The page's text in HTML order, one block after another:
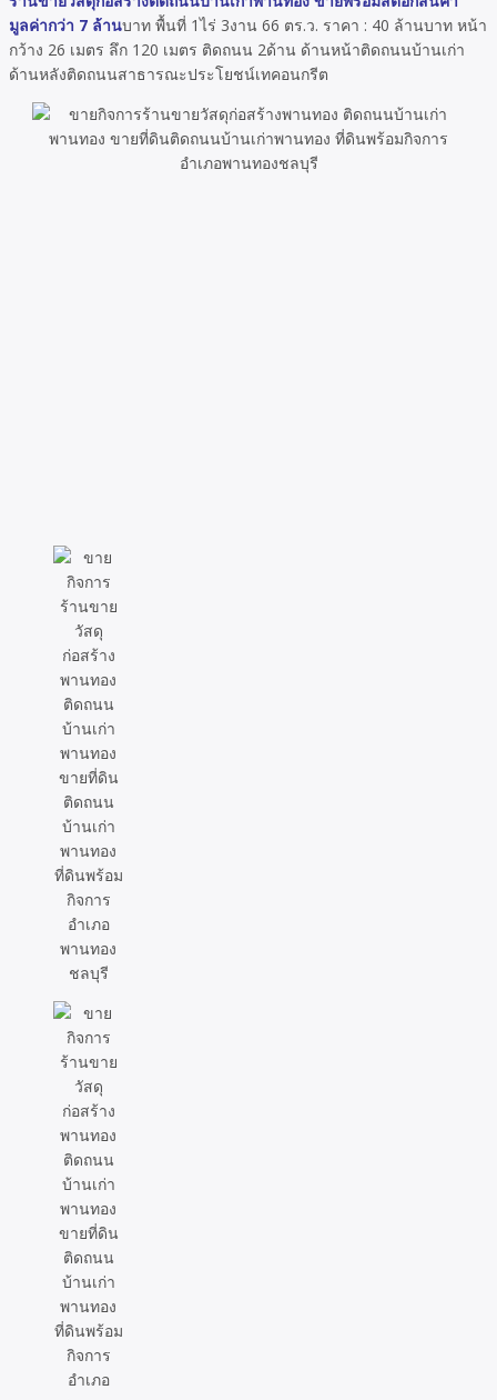
มูลค่ากว่า 7 ล้านบาท พื้นที่ 1ไร่ 3งาน 66 ตร.ว. ราคา : 40 ล้านบาท หน้า
กว้าง 26 เมตร ลึก 120 เมตร ติดถนน 2ด้าน ด้านหน้าติดถนนบ้านเก่า
ด้านหลังติดถนนสาธารณะประโยชน์เทคอนกรีต